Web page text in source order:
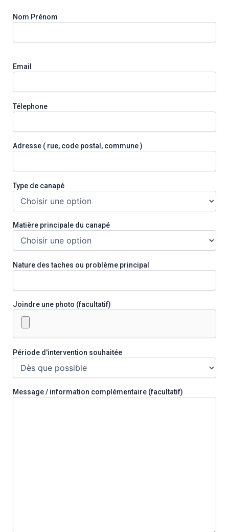
Nom Prénom
Email
Télephone
Adresse ( rue, code postal, commune )
Type de canapé
Matière principale du canapé
Nature des taches ou problème principal
Joindre une photo (facultatif)
Période d'intervention souhaitée
Message / information complémentaire (facultatif)